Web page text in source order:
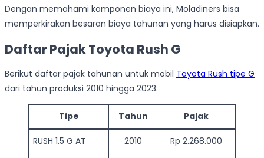
Dengan memahami komponen biaya ini, Moladiners bisa
memperkirakan besaran biaya tahunan yang harus disiapkan.
Daftar Pajak Toyota Rush G
Berikut daftar pajak tahunan untuk mobil Toyota Rush tipe G
dari tahun produksi 2010 hingga 2023:
Tipe Tahun Pajak
RUSH 1.5 G AT 2010
Rp 2.268.000